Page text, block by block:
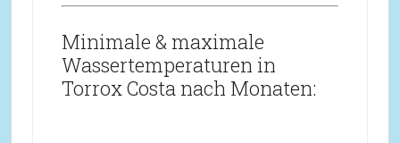
Minimale & maximale
Wassertemperaturen in
Torrox Costa nach Monaten: